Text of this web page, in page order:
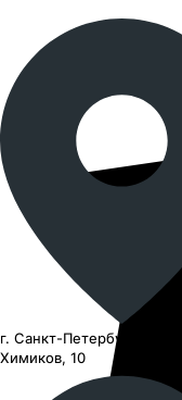
г. Санкт-Петербург, улица
Химиков, 10